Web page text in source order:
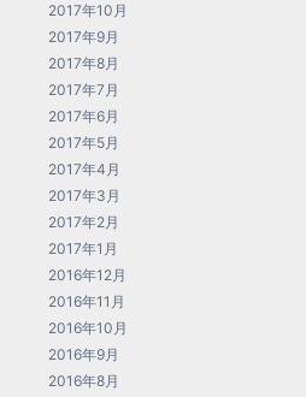
2017年10月
2017年9月
2017年8月
2017年7月
2017年6月
2017年5月
2017年4月
2017年3月
2017年2月
2017年1月
2016年12月
2016年11月
2016年10月
2016年9月
2016年8月